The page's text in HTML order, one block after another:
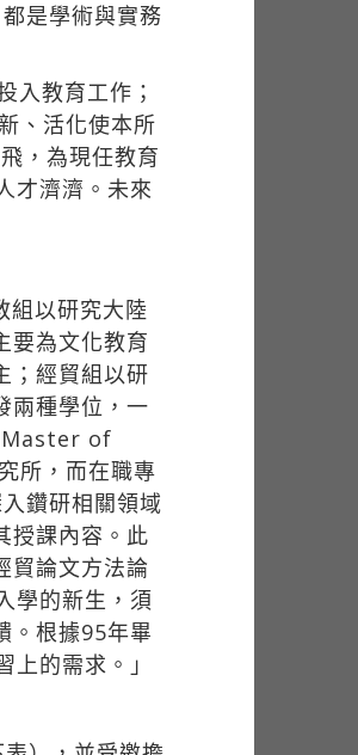
是學術與實務
入教育工作；
、活化使本所
，為現任教育
才濟濟。未來
組以研究大陸
要為文化教育
；經貿組以研
兩種學位，一
Master of
所，而在職專
鑽研相關領域
授課內容。此
貿論文方法論
學的新生，須
。根據95年畢
的需求。」